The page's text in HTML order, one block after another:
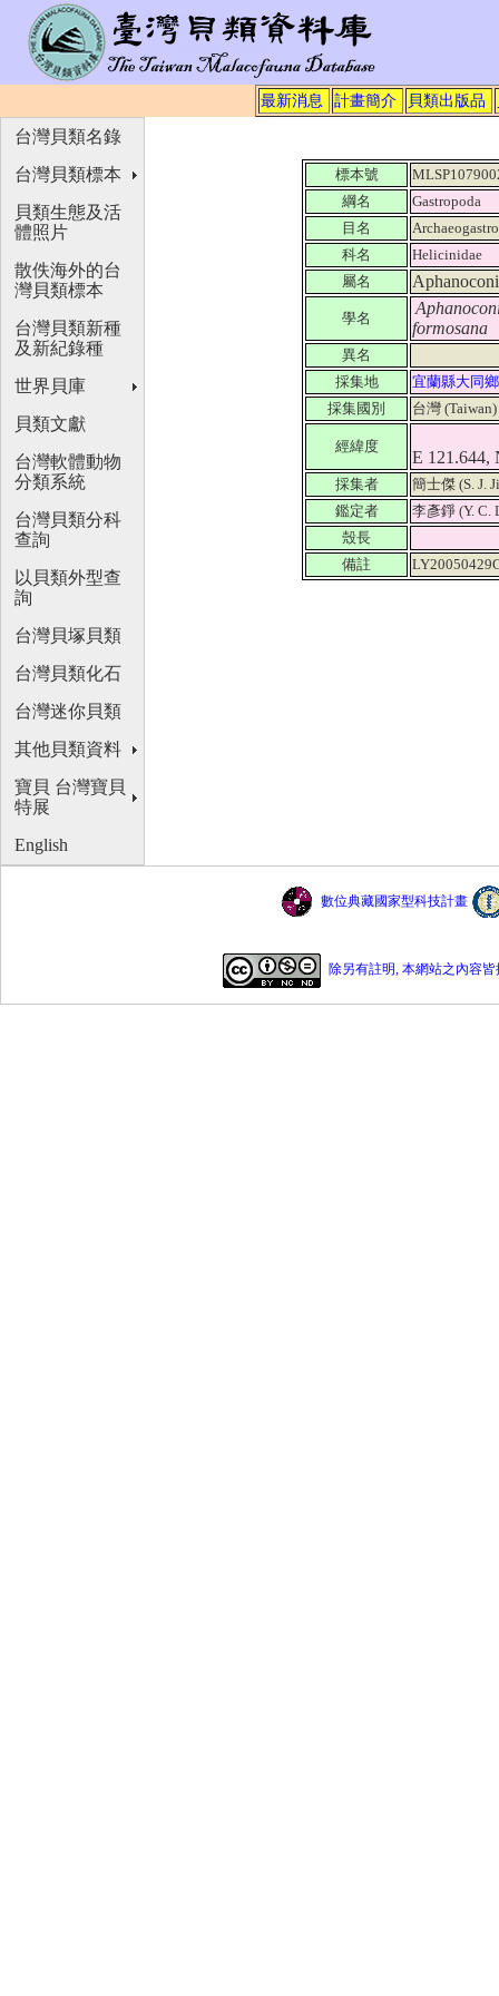
最新消息 計畫簡介 貝類出版品
標本號
綱名
Gastropoda
目名
科名
Helicinidae
屬名
學名
formosana
異名
採集地
宜蘭縣大同
採集國別
台灣
經緯度
E 121.644,
採集者
簡士傑 (S. J.
鑑定者
李彥錚 (Y. C.
殼長
備註
台灣貝類名錄
台灣貝類標本
貝類生態及活
體照片
散佚海外的台
灣貝類標本
台灣貝類新種
及新紀錄種
世界貝庫
貝類文獻
台灣軟體動物
分類系統
台灣貝類分科
查詢
以貝類外型查
詢
台灣貝塚貝類
台灣貝類化石
台灣迷你貝類
其他貝類資料
寶貝 台灣寶貝
特展
English
數位典藏國家型科技計畫
除另有註明, 本網站之內容